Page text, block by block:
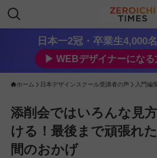
日本一2冠・卒業生4,000
▶︎ WEBデザイナーになる
ホーム 日本デザインスクール受講者の声 入門編
添削会ではいろんな見
ける！最後まで頑張れ
間のおかげ